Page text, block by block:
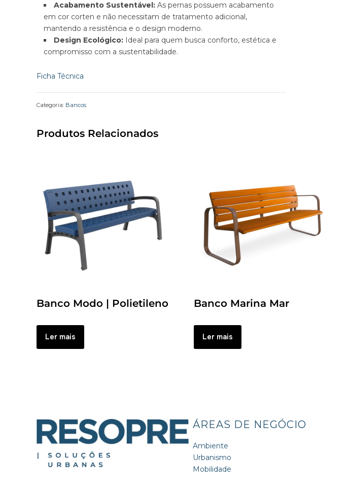
Acabamento Sustentável: As pernas possuem acabamento
em cor corten e não necessitam de tratamento adicional,
mantendo a resistência e o design moderno.
Design Ecológico: Ideal para quem busca conforto, estética e
compromisso com a sustentabilidade.
Ficha Técnica
Categoria: Bancos
Produtos Relacionados
Banco Modo | Polietileno
Ler mais
Banco Marina Mar
Ler mais
ÁREAS DE NEGÓCIO
Ambiente
Urbanismo
Mobilidade